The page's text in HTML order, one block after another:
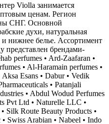
Violla занимается
ценам. Регион
СНГ. Основной
духи, натуральная
и нижнее белье. Ассортимент
представлен брендами-
perfumes • Ard-Zaafaran •
• Al-Haramain perfumes •
Esans • Dabur • Vedik
• Patanjali
• Abdul Wodud Perfumes
Pvt Ltd • Naturelle LLC •
Silk Route Beauty Products •
Swiss Arabian • Nabeel • Indo